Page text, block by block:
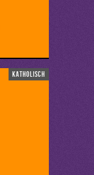
katholisch